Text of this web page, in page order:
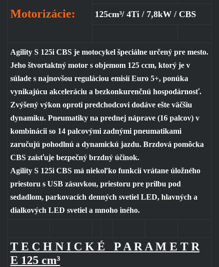
Motorizácie: 125cm³/ 4Ti / 7,8kW / CBS
Agility S 125i CBS je motocykel špeciálne určený pre mesto.
Jeho štvortaktný motor s objemom 125 ccm, ktorý je v
súlade s najnovšou reguláciou emisií Euro 5+, ponúka
vynikajúcu akceleráciu a bezkonkurenčnú hospodárnosť.
Zvýšený výkon oproti predchodcovi dodáve ešte väčšiu
dynamiku. Pneumatiky na prednej náprave (16 palcov) v
kombinácii so 14 palcovými zadnými pneumatikami
zaručujú pohodlnú a dynamickú jazdu. Brzdová pomôcka
CBS zaisťuje bezpečný brzdný účinok.
Agility S 125i CBS má niekoľko funkcií vrátane úložného
priestoru s USB zásuvkou, priestoru pre prilbu pod
sedadlom, parkovacích denných svetiel LED, hlavných a
dialkových LED svetiel a mnoho iného.
T E C H N I C K É P A R A M E T R
E 125 cm³